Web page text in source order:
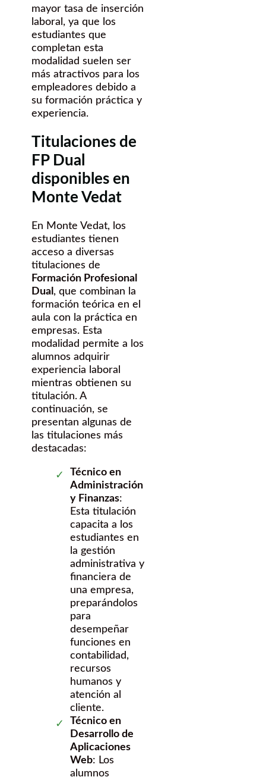
mayor tasa de inserción
laboral, ya que los
estudiantes que
completan esta
modalidad suelen ser
más atractivos para los
empleadores debido a
su formación práctica y
experiencia.
Titulaciones de
FP Dual
disponibles en
Monte Vedat
En Monte Vedat, los
estudiantes tienen
acceso a diversas
titulaciones de
Formación Profesional
Dual , que combinan la
formación teórica en el
aula con la práctica en
empresas. Esta
modalidad permite a los
alumnos adquirir
experiencia laboral
mientras obtienen su
titulación. A
continuación, se
presentan algunas de
las titulaciones más
destacadas:
Técnico en
Administración
y Finanzas:
Esta titulación
capacita a los
estudiantes en
la gestión
administrativa y
financiera de
una empresa,
preparándolos
para
desempeñar
funciones en
contabilidad,
recursos
humanos y
atención al
cliente.
Técnico en
Desarrollo de
Aplicaciones
Web: Los
alumnos